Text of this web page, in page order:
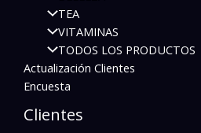
TEA
VITAMINAS
TODOS LOS PRODUCTOS
Actualización Clientes
Encuesta
Clientes